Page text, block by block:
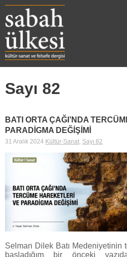
Sayı 82
BATI ORTA ÇAĞI’NDA
PARADİGMA DEĞİŞİMİ
31 Aralık 2024 Kültür-Sanat, Sayı 82
Selman Dilek Batı Medeniyetinin
başladığım bir önceki